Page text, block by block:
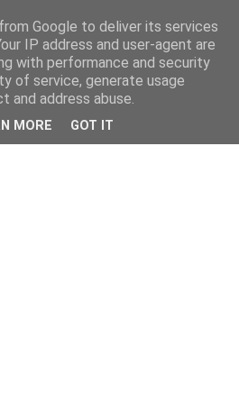
Google to deliver its services
IP address and user-agent are
with performance and security
of service, generate usage
address abuse.
MORE GOT IT